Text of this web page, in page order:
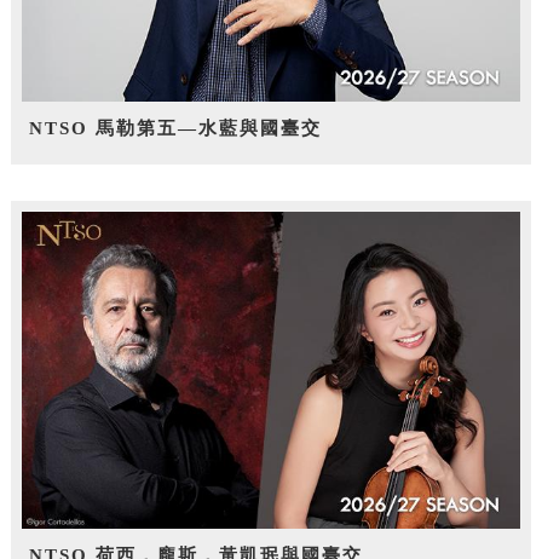
NTSO 馬勒第五—水藍與國臺交
NTSO 荷西．龐斯，黃凱珉與國臺交